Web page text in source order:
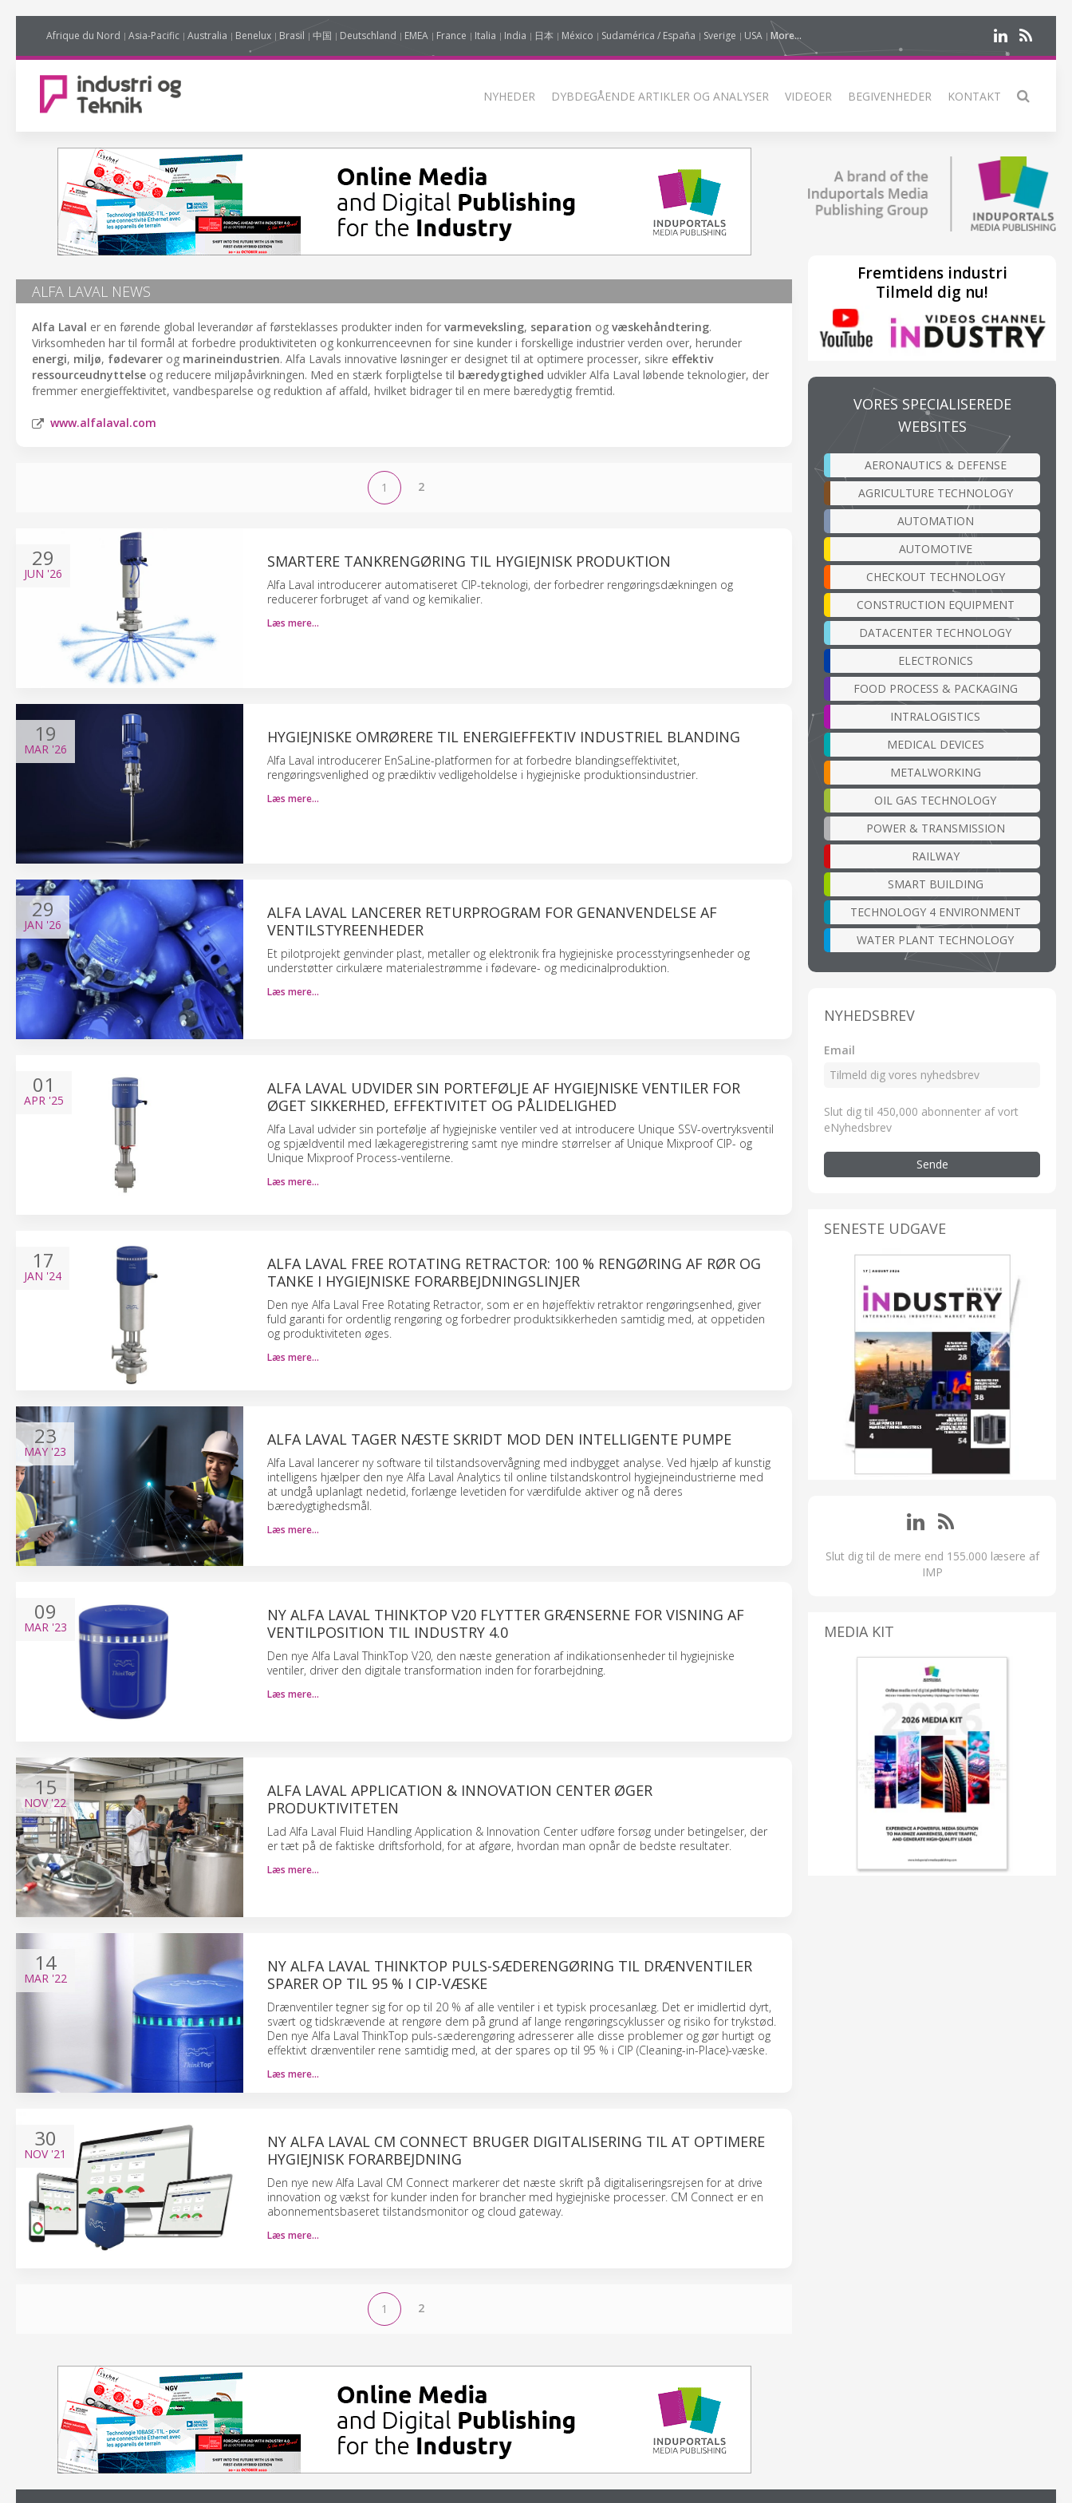
Afrique du Nord Asia-Pacific Australia Benelux Brasil 中国 Deutschland EMEA France Italia India 日本 México Sudamérica / España Sverige USA More...
NYHEDER DYBDEGÅENDE ARTIKLER OG ANALYSER VIDEOER BEGIVENHEDER KONTAKT
ALFA LAVAL NEWS
Alfa Laval er en førende global leverandør af førsteklasses produkter inden for varmeveksling, separation og væskehåndtering.
Virksomheden har til formål at forbedre produktiviteten og konkurrenceevnen for sine kunder i forskellige industrier verden over, herunder
energi, miljø, fødevarer og marineindustrien. Alfa Lavals innovative løsninger er designet til at optimere processer, sikre effektiv
ressourceudnyttelse og reducere miljøpåvirkningen. Med en stærk forpligtelse til bæredygtighed udvikler Alfa Laval løbende teknologier, der
fremmer energieffektivitet, vandbesparelse og reduktion af affald, hvilket bidrager til en mere bæredygtig fremtid.
www.alfalaval.com
1 2
29
JUN '26
SMARTERE TANKRENGØRING TIL HYGIEJNISK PRODUKTION
Alfa Laval introducerer automatiseret CIP-teknologi, der forbedrer rengøringsdækningen og
reducerer forbruget af vand og kemikalier.
Læs mere…
19
MAR '26
HYGIEJNISKE OMRØRERE TIL ENERGIEFFEKTIV INDUSTRIEL BLANDING
Alfa Laval introducerer EnSaLine-platformen for at forbedre blandingseffektivitet,
rengøringsvenlighed og prædiktiv vedligeholdelse i hygiejniske produktionsindustrier.
Læs mere…
29
JAN '26
ALFA LAVAL LANCERER RETURPROGRAM FOR GENANVENDELSE AF
VENTILSTYREENHEDER
Et pilotprojekt genvinder plast, metaller og elektronik fra hygiejniske processtyringsenheder og
understøtter cirkulære materialestrømme i fødevare- og medicinalproduktion.
Læs mere…
01
APR '25
ALFA LAVAL UDVIDER SIN PORTEFØLJE AF HYGIEJNISKE VENTILER FOR
ØGET SIKKERHED, EFFEKTIVITET OG PÅLIDELIGHED
Alfa Laval udvider sin portefølje af hygiejniske ventiler ved at introducere Unique SSV-overtryksventil
og spjældventil med lækageregistrering samt nye mindre størrelser af Unique Mixproof CIP- og
Unique Mixproof Process-ventilerne.
Læs mere…
17
JAN '24
ALFA LAVAL FREE ROTATING RETRACTOR: 100 % RENGØRING AF RØR OG
TANKE I HYGIEJNISKE FORARBEJDNINGSLINJER
Den nye Alfa Laval Free Rotating Retractor, som er en højeffektiv retraktor rengøringsenhed, giver
fuld garanti for ordentlig rengøring og forbedrer produktsikkerheden samtidig med, at oppetiden
og produktiviteten øges.
Læs mere…
23
MAY '23
ALFA LAVAL TAGER NÆSTE SKRIDT MOD DEN INTELLIGENTE PUMPE
Alfa Laval lancerer ny software til tilstandsovervågning med indbygget analyse. Ved hjælp af kunstig
intelligens hjælper den nye Alfa Laval Analytics til online tilstandskontrol hygiejneindustrierne med
at undgå uplanlagt nedetid, forlænge levetiden for værdifulde aktiver og nå deres
bæredygtighedsmål.
Læs mere…
09
MAR '23
NY ALFA LAVAL THINKTOP V20 FLYTTER GRÆNSERNE FOR VISNING AF
VENTILPOSITION TIL INDUSTRY 4.0
Den nye Alfa Laval ThinkTop V20, den næste generation af indikationsenheder til hygiejniske
ventiler, driver den digitale transformation inden for forarbejdning.
Læs mere…
15
NOV'22
ALFA LAVAL APPLICATION & INNOVATION CENTER ØGER
PRODUKTIVITETEN
Lad Alfa Laval Fluid Handling Application & Innovation Center udføre forsøg under betingelser, der
er tæt på de faktiske driftsforhold, for at afgøre, hvordan man opnår de bedste resultater.
Læs mere…
14
MAR '22
NY ALFA LAVAL THINKTOP PULS-SÆDERENGØRING TIL DRÆNVENTILER
SPARER OP TIL 95 % I CIP-VÆSKE
Drænventiler tegner sig for op til 20 % af alle ventiler i et typisk procesanlæg. Det er imidlertid dyrt,
svært og tidskrævende at rengøre dem på grund af lange rengøringscyklusser og risiko for trykstød.
Den nye Alfa Laval ThinkTop puls-sæderengøring adresserer alle disse problemer og gør hurtigt og
effektivt drænventiler rene samtidig med, at der spares op til 95 % i CIP (Cleaning-in-Place)-væske.
Læs mere…
30
NOV'21
NY ALFA LAVAL CM CONNECT BRUGER DIGITALISERING TIL AT OPTIMERE
HYGIEJNISK FORARBEJDNING
Den nye new Alfa Laval CM Connect markerer det næste skrift på digitaliseringsrejsen for at drive
innovation og vækst for kunder inden for brancher med hygiejniske processer. CM Connect er en
abonnementsbaseret tilstandsmonitor og cloud gateway.
Læs mere…
1 2
Fremtidens industri
Tilmeld dig nu!
VORES SPECIALISEREDE
WEBSITES
AERONAUTICS & DEFENSE
AGRICULTURE TECHNOLOGY
AUTOMATION
AUTOMOTIVE
CHECKOUT TECHNOLOGY
CONSTRUCTION EQUIPMENT
DATACENTER TECHNOLOGY
ELECTRONICS
FOOD PROCESS & PACKAGING
INTRALOGISTICS
MEDICAL DEVICES
METALWORKING
OIL GAS TECHNOLOGY
POWER & TRANSMISSION
RAILWAY
SMART BUILDING
TECHNOLOGY 4 ENVIRONMENT
WATER PLANT TECHNOLOGY
NYHEDSBREV
Email
Slut dig til 450,000 abonnenter af vort
eNyhedsbrev
Sende
SENESTE UDGAVE
Slut dig til de mere end 155.000 læsere af
IMP
MEDIA KIT